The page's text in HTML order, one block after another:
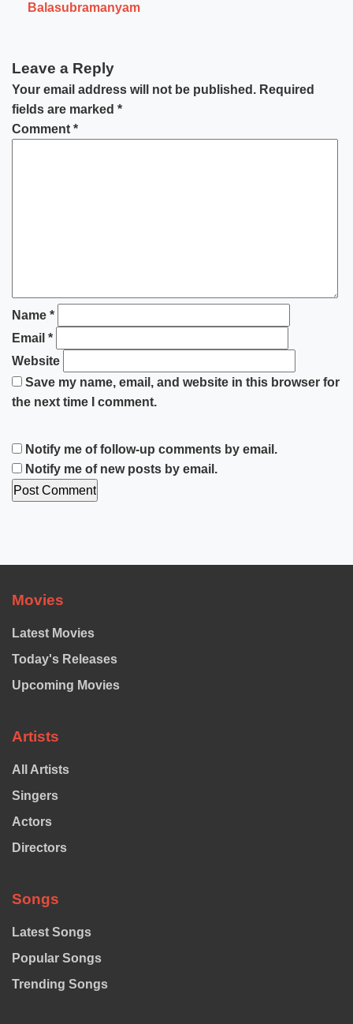
Balasubramanyam
Leave a Reply
Your email address will not be published. Required
fields are marked *
Comment *
Name *
Email *
Website
Save my name, email, and website in this browser for
the next time I comment.
Notify me of follow-up comments by email.
Notify me of new posts by email.
Movies
Latest Movies
Today's Releases
Upcoming Movies
Artists
All Artists
Singers
Actors
Directors
Songs
Latest Songs
Popular Songs
Trending Songs